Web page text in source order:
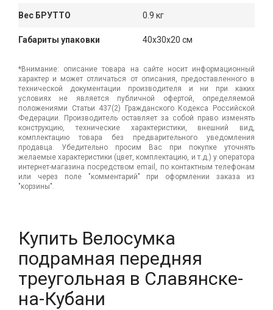
Вес БРУТТО 0.9 кг
Габариты упаковки 40x30x20 см
*Внимание: описание товара на сайте носит информационный
характер и может отличаться от описания, предоставленного в
технической документации производителя и ни при каких
условиях не является публичной офертой, определяемой
положениями Статьи 437(2) Гражданского Кодекса Российской
Федерации. Производитель оставляет за собой право изменять
конструкцию, технические характеристики, внешний вид,
комплектацию товара без предварительного уведомления
продавца. Убедительно просим Вас при покупке уточнять
желаемые характеристики (цвет, комплектацию, и т.д.) у оператора
интернет-магазина посредством email, по контактным телефонам
или через поле "комментарий" при оформлении заказа из
"корзины".
Купить Велосумка
подрамная передняя
треугольная в Славянске-
на-Кубани